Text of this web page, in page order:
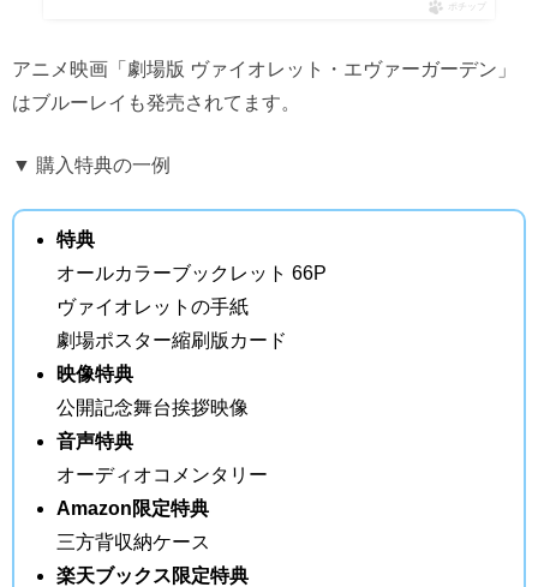
ポチップ
アニメ映画「劇場版 ヴァイオレット・エヴァーガーデン」
はブルーレイも発売されてます。
▼ 購入特典の一例
特典
オールカラーブックレット 66P
ヴァイオレットの手紙
劇場ポスター縮刷版カード
映像特典
公開記念舞台挨拶映像
音声特典
オーディオコメンタリー
Amazon限定特典
三方背収納ケース
楽天ブックス限定特典